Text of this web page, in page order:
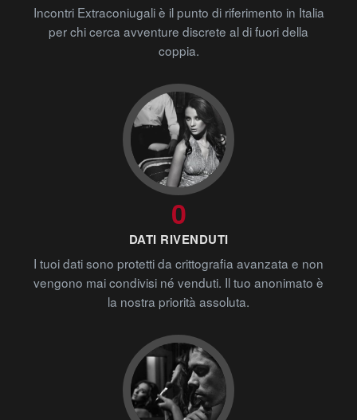
Incontri Extraconiugali è il punto di riferimento in Italia
per chi cerca avventure discrete al di fuori della
coppia.
0
DATI RIVENDUTI
I tuoi dati sono protetti da crittografia avanzata e non
vengono mai condivisi né venduti. Il tuo anonimato è
la nostra priorità assoluta.